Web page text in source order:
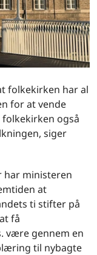
folkekirken har al
for at vende
også
siger
har ministeren
at
ti stifter på
få
være gennem en
til nybagte